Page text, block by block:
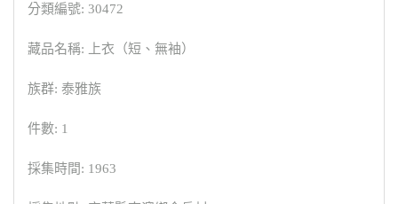
分類編號: 30472
藏品名稱: 上衣（短、無袖）
族群: 泰雅族
件數: 1
採集時間: 1963